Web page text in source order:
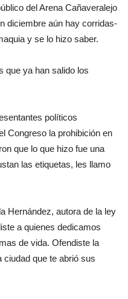
del Arena Cañaveralejo
diciembre aún hay corridas-
y se lo hizo saber.
que ya han salido los
políticos
Congreso la prohibición en
que lo que hizo fue una
las etiquetas, les llamo
Hernández, autora de la ley
a quienes dedicamos
de vida. Ofendiste la
que te abrió sus